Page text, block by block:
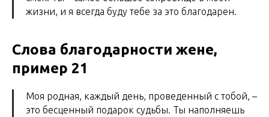
жизни, и я всегда буду тебе за это благодарен.
Слова благодарности жене,
пример 21
Моя родная, каждый день, проведенный с тобой, –
это бесценный подарок судьбы. Ты наполняешь